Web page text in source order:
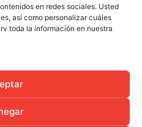
en redes sociales. Usted
así como personalizar cuáles
toda la información en nuestra